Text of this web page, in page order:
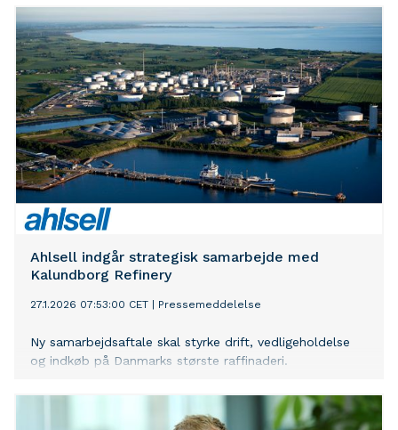
Ahlsell indgår strategisk samarbejde med
Kalundborg Refinery
27.1.2026 07:53:00 CET Pressemeddelelse
Ny samarbejdsaftale skal styrke drift, vedligeholdelse
og indkøb på Danmarks største raffinaderi.